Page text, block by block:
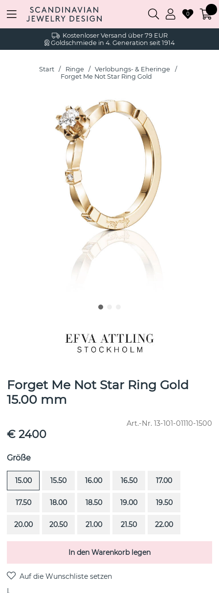
Kostenloser Versand über 79 EUR
Goldschmiede in 4. Generation seit 1914
0
Start Ringe
Verlobungs- & Eheringe
Forget Me Not Star Ring Gold
Forget Me Not Star Ring Gold
15.00 mm
Art.-Nr. 13-101-01110-1500
€ 2400
Größe
15.00 15.50 16.00 16.50 17.00
17.50 18.00 18.50 19.00 19.50
20.00 20.50 21.00 21.50 22.00
In den Warenkorb legen
Lieferung: